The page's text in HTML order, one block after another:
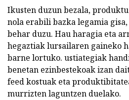
Ikusten duzun bezala,
nola erabili bazka legamia
behar duzu. Hau haragia eta
hegaztiak lursailaren gaineko
barne lortuko. ustiategiak
benetan ezinbestekoak izan
feed kostuak eta
murrizten laguntzen duelako.